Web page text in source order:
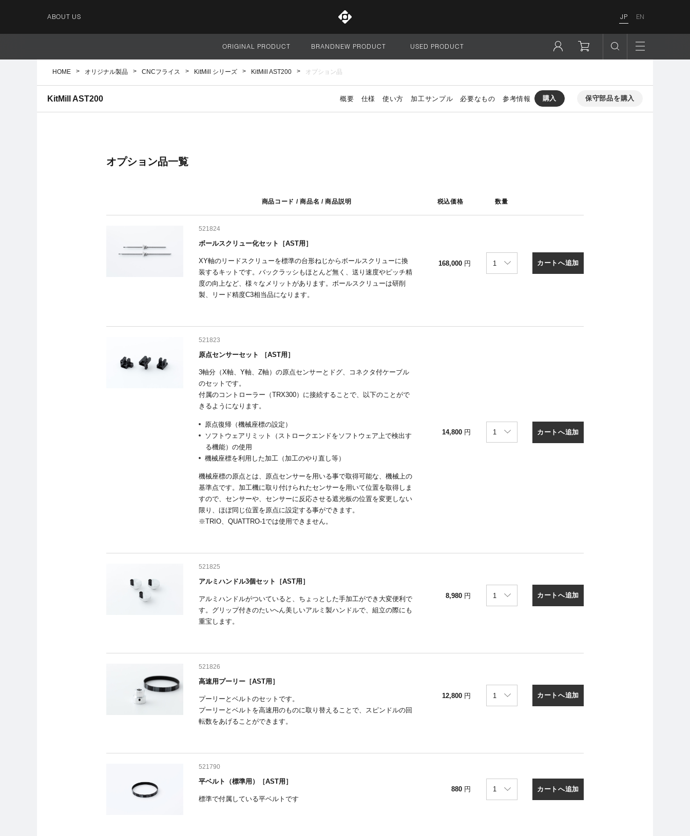
ABOUT US JP EN
サイト全体
ORIGINAL PRODUCT BRANDNEW PRODUCT USED PRODUCT
HOME オリジナル製品 CNCフライス KitMill シリーズ KitMill AST200 オプション品
KitMill AST200 概要 仕様 使い方 加工サンプル 必要なもの 参考情報 購入 保守部品を購入
オプション品一覧
商品コード / 商品名 / 商品説明 税込価格 数量
521824
ボールスクリュー化セット［AST用］
XY軸のリードスクリューを標準の台形ねじからボールスクリューに換
装するキットです。バックラッシもほとんど無く、送り速度やピッチ精
度の向上など、様々なメリットがあります。ボールスクリューは研削
製、リード精度C3相当品になります。
168,000 円 カートへ追加
521823
原点センサーセット ［AST用］
3軸分（X軸、Y軸、Z軸）の原点センサーとドグ、コネクタ付ケーブル
のセットです。
付属のコントローラー（TRX300）に接続することで、以下のことがで
きるようになります。
原点復帰（機械座標の設定）
ソフトウェアリミット（ストロークエンドをソフトウェア上で検出す
る機能）の使用
機械座標を利用した加工（加工のやり直し等）
機械座標の原点とは、原点センサーを用いる事で取得可能な、機械上の
基準点です。加工機に取り付けられたセンサーを用いて位置を取得しま
すので、センサーや、センサーに反応させる遮光板の位置を変更しない
限り、ほぼ同じ位置を原点に設定する事ができます。
※TRIO、QUATTRO-1では使用できません。
14,800 円 カートへ追加
521825
アルミハンドル3個セット［AST用］
アルミハンドルがついていると、ちょっとした手加工ができ大変便利で
す。グリップ付きのたいへん美しいアルミ製ハンドルで、組立の際にも
重宝します。
8,980 円 カートへ追加
521826
高速用プーリー［AST用］
プーリーとベルトのセットです。
プーリーとベルトを高速用のものに取り替えることで、スピンドルの回
転数をあげることができます。
12,800 円 カートへ追加
521790
平ベルト（標準用）［AST用］
標準で付属している平ベルトです
880 円 カートへ追加